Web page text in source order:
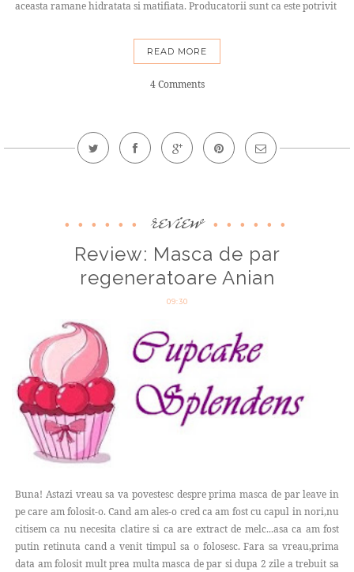
aceasta ramane hidratata si matifiata. Producatorii sunt ca este potrivit
READ MORE
4 Comments
review
Review: Masca de par
regeneratoare Anian
09:30
Buna! Astazi vreau sa va povestesc despre prima masca de par leave in
pe care am folosit-o. Cand am ales-o cred ca am fost cu capul in nori,nu
citisem ca nu necesita clatire si ca are extract de melc...asa ca am fost
putin retinuta cand a venit timpul sa o folosesc. Fara sa vreau,prima
data am folosit mult prea multa masca de par si dupa 2 zile a trebuit sa